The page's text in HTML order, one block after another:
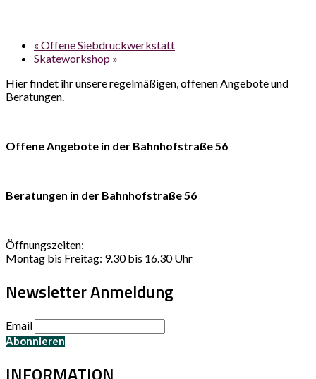
« Offene Siebdruckwerkstatt
Skateworkshop »
Hier findet ihr unsere regelmäßigen, offenen Angebote und
Beratungen.
Offene Angebote in der Bahnhofstraße 56
Beratungen in der Bahnhofstraße 56
Öffnungszeiten:
Montag bis Freitag: 9.30 bis 16.30 Uhr
Newsletter Anmeldung
Email
INFORMATION